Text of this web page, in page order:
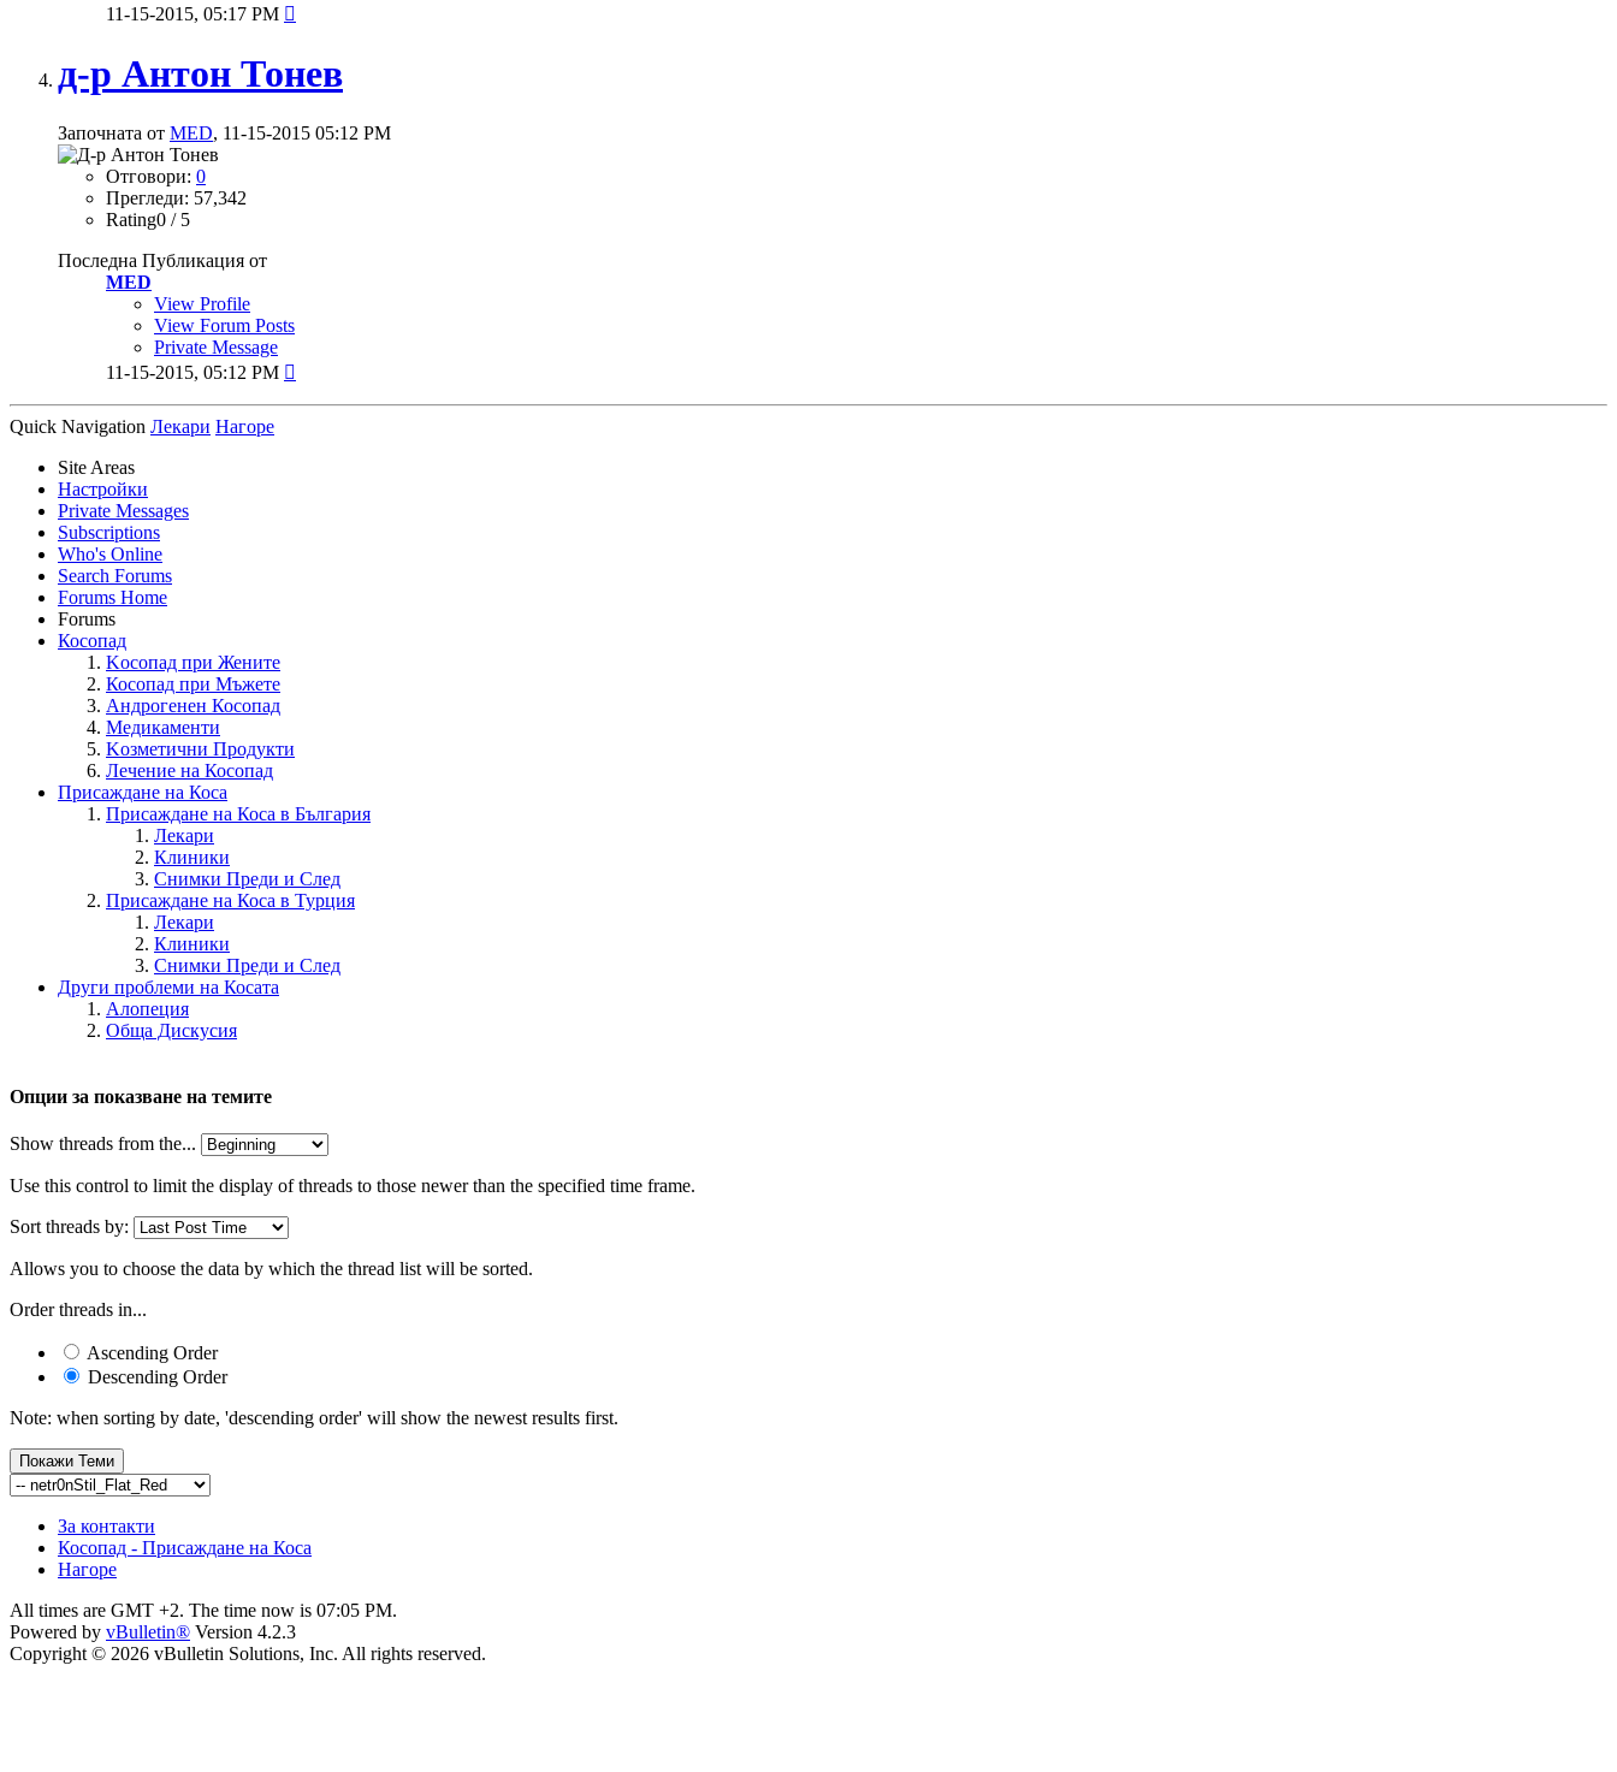
11-15-2015, 05:17 PM 
д-р Антон Тонев
Започната от MED, 11-15-2015 05:12 PM
Отговори: 0
Прегледи: 57,342
Rating0 / 5
Последна Публикация от
MED
View Profile
View Forum Posts
Private Message
11-15-2015, 05:12 PM 
Quick Navigation Лекари Нагоре
Site Areas
Настройки
Private Messages
Subscriptions
Who's Online
Search Forums
Forums Home
Forums
Косопад
Kосопад при Жените
Косопад при Мъжете
Андрогенен Косопад
Медикаменти
Kозметични Продукти
Лечение на Косопад
Присаждане на Коса
Присаждане на Коса в България
Лекари
Клиники
Снимки Преди и След
Присаждане на Коса в Турция
Лекари
Клиники
Снимки Преди и След
Други проблеми на Косата
Алопеция
Обща Дискусия
Опции за показване на темите
Show threads from the...
Use this control to limit the display of threads to those newer than the specified time frame.
Sort threads by:
Allows you to choose the data by which the thread list will be sorted.
Order threads in...
Ascending Order
Descending Order
Note: when sorting by date, 'descending order' will show the newest results first.
За контакти
Косопад - Присаждане на Коса
Нагоре
All times are GMT +2. The time now is 07:05 PM.
Powered by vBulletin® Version 4.2.3
Copyright © 2026 vBulletin Solutions, Inc. All rights reserved.